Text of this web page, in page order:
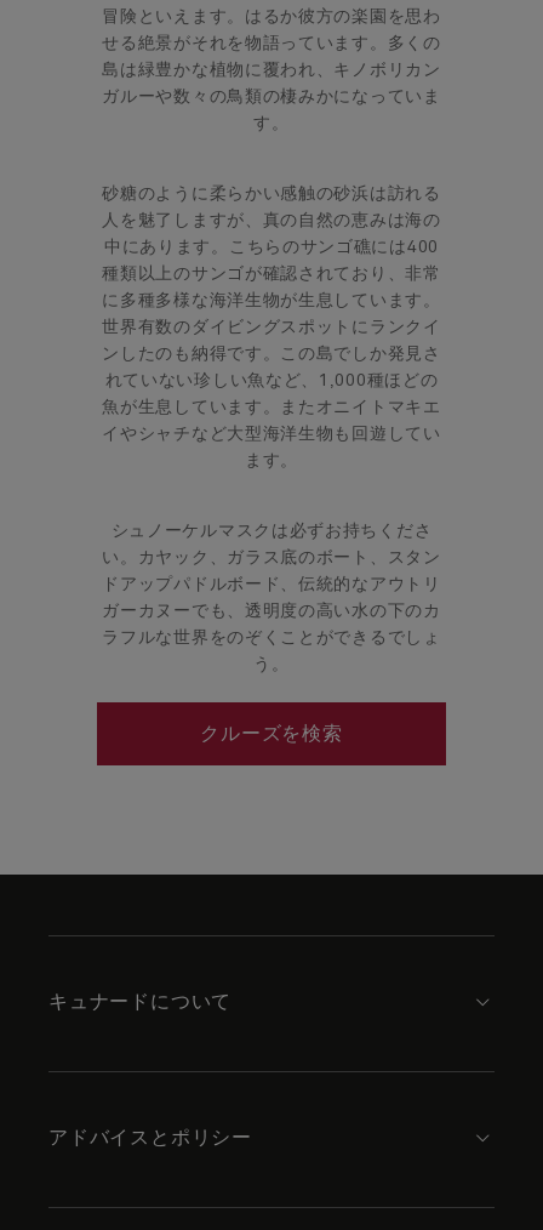
冒険といえます。はるか彼方の楽園を思わ
せる絶景がそれを物語っています。多くの
島は緑豊かな植物に覆われ、キノボリカン
ガルーや数々の鳥類の棲みかになっていま
す。
砂糖のように柔らかい感触の砂浜は訪れる
人を魅了しますが、真の自然の恵みは海の
中にあります。こちらのサンゴ礁には400
種類以上のサンゴが確認されており、非常
に多種多様な海洋生物が生息しています。
世界有数のダイビングスポットにランクイ
ンしたのも納得です。この島でしか発見さ
れていない珍しい魚など、1,000種ほどの
魚が生息しています。またオニイトマキエ
イやシャチなど大型海洋生物も回遊してい
ます。
シュノーケルマスクは必ずお持ちくださ
い。カヤック、ガラス底のボート、スタン
ドアップパドルボード、伝統的なアウトリ
ガーカヌーでも、透明度の高い水の下のカ
ラフルな世界をのぞくことができるでしょ
う。
クルーズを検索
キュナードについて
アドバイスとポリシー